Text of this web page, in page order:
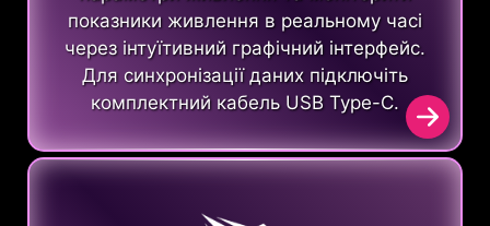
показники живлення в реальному часі
через інтуїтивний графічний інтерфейс.
Для синхронізації даних підключіть
комплектний кабель USB Type-C.